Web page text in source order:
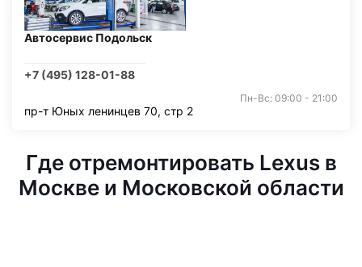
Автосервис Подольск
+7 (495) 128-01-88
Пн-Вс: 09:00 - 21:00
пр-т Юных ленинцев 70, стр 2
Где отремонтировать Lexus в
Москве и Московской области